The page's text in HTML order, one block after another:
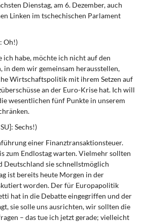
Moderne
Dienstag, am 6. Dezember, auch
Linken im tschechischen Parlament
Oh!)
ich habe, möchte ich nicht auf den
in dem wir gemeinsam herausstellen,
Wirtschaftspolitik mit ihrem Setzen auf
an der Euro-Krise hat. Ich will
wesentlichen fünf Punkte in unserem
Sechs!)
einer Finanztransaktionsteuer.
zum Endlostag warten. Vielmehr sollten
Deutschland sie schnellstmöglich
ist bereits heute Morgen in der
worden. Der für Europapolitik
hat in die Debatte eingegriffen und der
sie solle uns ausrichten, wir sollten die
– das tue ich jetzt gerade; vielleicht